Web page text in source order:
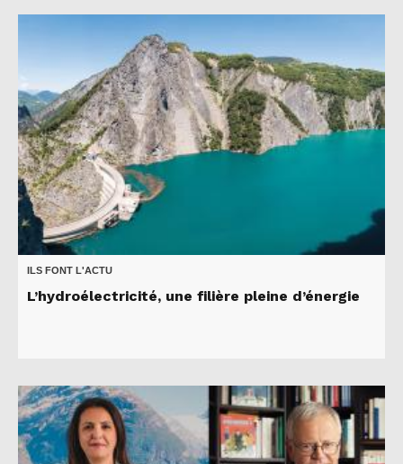
ILS FONT L'ACTU
L’hydroélectricité, une filière pleine d’énergie